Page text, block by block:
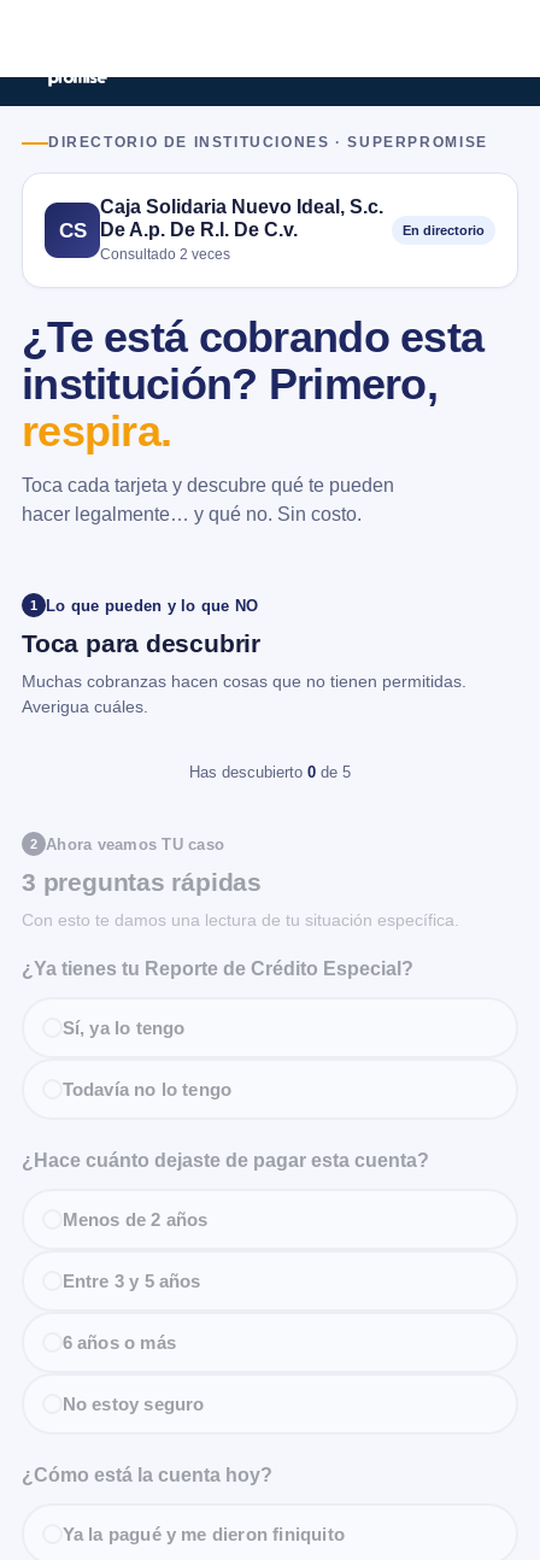
DIRECTORIO DE INSTITUCIONES · SUPERPROMISE
CS
Caja Solidaria Nuevo Ideal, S.c.
De A.p. De R.l. De C.v.
Consultado 2 veces
En directorio
¿Te está cobrando esta
institución? Primero,
respira.
Toca cada tarjeta y descubre qué te pueden
hacer legalmente… y qué no. Sin costo.
1 Lo que pueden y lo que NO
Toca para descubrir
Muchas cobranzas hacen cosas que no tienen permitidas.
Averigua cuáles.
Has descubierto 0 de 5
2 Ahora veamos TU caso
3 preguntas rápidas
Con esto te damos una lectura de tu situación específica.
¿Ya tienes tu Reporte de Crédito Especial?
Sí, ya lo tengo
Todavía no lo tengo
¿Hace cuánto dejaste de pagar esta cuenta?
Menos de 2 años
Entre 3 y 5 años
6 años o más
No estoy seguro
¿Cómo está la cuenta hoy?
Ya la pagué y me dieron finiquito